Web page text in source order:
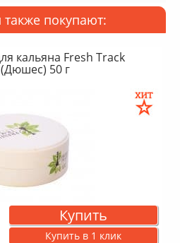
покупают:
кальяна Fresh Track
50 г
Купить
Купить в 1 клик